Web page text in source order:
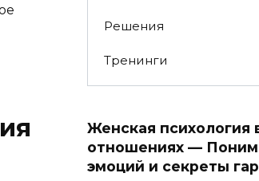
Решения
Тренинги
Женская психология
отношениях —
эмоций и секреты